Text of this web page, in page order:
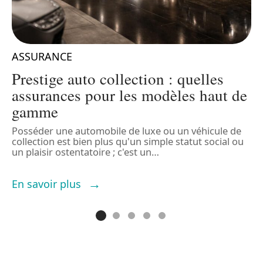
ASSURANCE
Prestige auto collection : quelles
assurances pour les modèles haut de
gamme
Posséder une automobile de luxe ou un véhicule de
collection est bien plus qu'un simple statut social ou
un plaisir ostentatoire ; c'est un…
En savoir plus